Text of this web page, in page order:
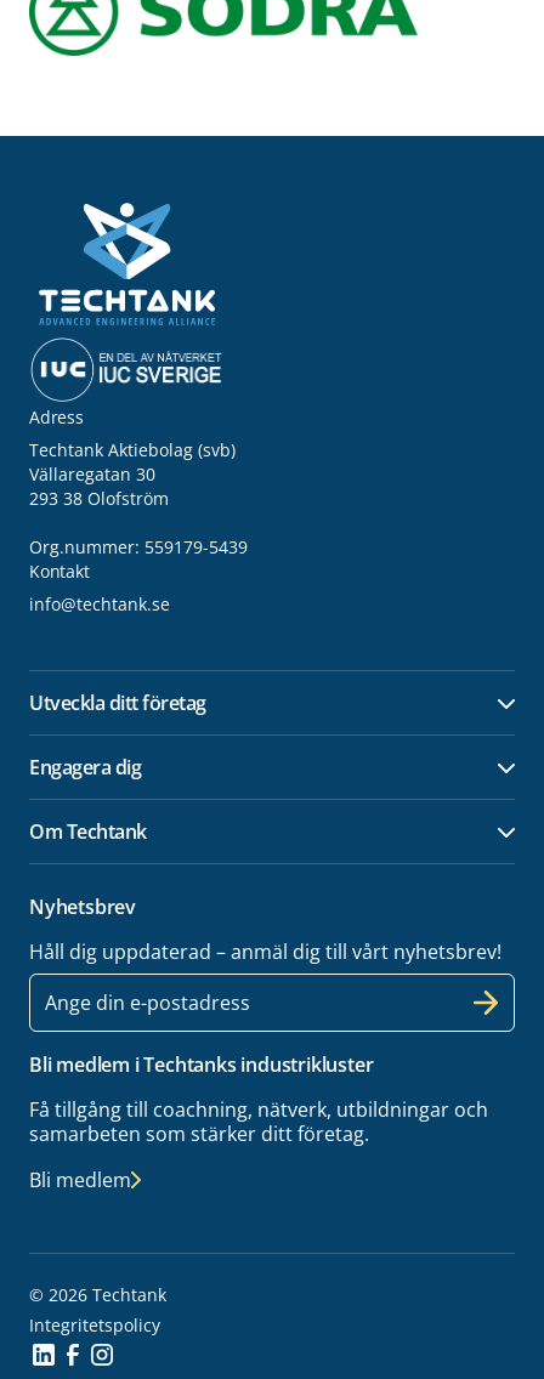
Adress
Techtank Aktiebolag (svb)
Vällaregatan 30
293 38 Olofström
Org.nummer: 559179-5439
Kontakt
info@techtank.se
Utveckla ditt företag
Engagera dig
Om Techtank
Nyhetsbrev
Håll dig uppdaterad – anmäl dig till vårt nyhetsbrev!
E-
post
Bli medlem i Techtanks industrikluster
Få tillgång till coachning, nätverk, utbildningar och
samarbeten som stärker ditt företag.
Bli medlem
© 2026 Techtank
Integritetspolicy
Social Icon
Social Icon
Social Icon